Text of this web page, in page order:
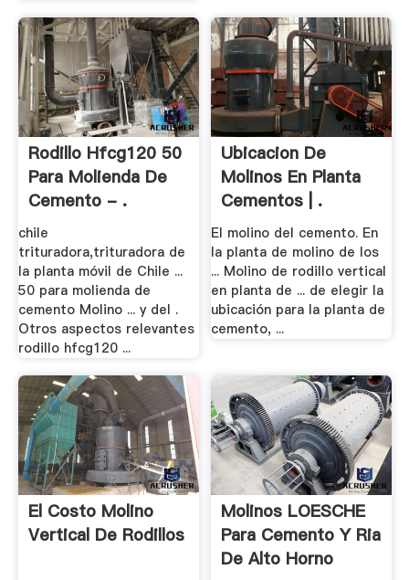
Rodillo Hfcg120 50
Para Molienda De
Cemento - .
chile
trituradora,trituradora de
la planta móvil de Chile ...
50 para molienda de
cemento Molino ... y del .
Otros aspectos relevantes
rodillo hfcg120 ...
Ubicacion De
Molinos En Planta
Cementos | .
El molino del cemento. En
la planta de molino de los
... Molino de rodillo vertical
en planta de ... de elegir la
ubicación para la planta de
cemento, ...
El Costo Molino
Vertical De Rodillos
Molinos LOESCHE
Para Cemento Y Ria
De Alto Horno